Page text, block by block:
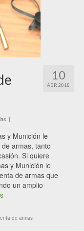
10
ABR 2018
|
y Munición le
armas, tanto
Si quiere
y Munición le
de armas que
un amplio
de armas